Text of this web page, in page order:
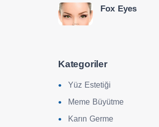
Fox Eyes
Kategoriler
Yüz Estetiği
Meme Büyütme
Karın Germe